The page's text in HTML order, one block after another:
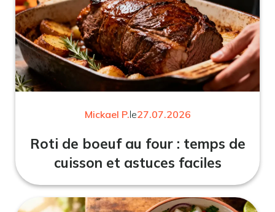
Mickael P.le27.07.2026
Roti de boeuf au four : temps de
cuisson et astuces faciles